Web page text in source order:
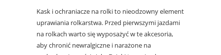
Kask i ochraniacze na rolki to nieodzowny element
uprawiania rolkarstwa. Przed pierwszymi jazdami
na rolkach warto się wyposażyć w te akcesoria,
aby chronić newralgiczne i narażone na